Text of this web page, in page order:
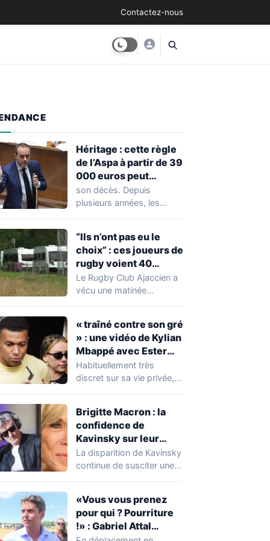
Contactez-nous
Héritage : cette règle
de l’Aspa à partir de 39
000 euros peut
réserver une
mauvaise surprise à
son décès. Depuis
plusieurs années, les
concernant le seuil…
“Ils n’ont pas eu le
choix” : ces joueurs de
rugby voient 40
caravanes de gens du
voyage s’installer
heure
Le Rugby Club Ajaccien a
vécu une matinée
découverte d'une…
« traîné contre son gré
» : une vidéo de Kylian
Mbappé avec Ester
Expósito en Italie agite
la toile
Habituellement très
discret sur sa vie privée,
Brigitte Macron : la
confidence de
Kavinsky sur leur
relation
La disparition de Kavinsky
continue de susciter une
«Vous vous prenez
pour qui ? Pourriture
!» : Gabriel Attal